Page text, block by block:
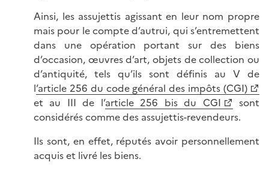
Ainsi, les assujettis agissant en leur nom propre
mais pour le compte d’autrui, qui s’entremettent
dans une opération portant sur des biens
d’occasion, œuvres d’art, objets de collection ou
d’antiquité, tels qu’ils sont définis au V de
l’article 256 du code général des impôts (CGI)
et au III de l’article 256 bis du CGI
sont
considérés comme des assujettis-revendeurs.
Ils sont, en effet, réputés avoir personnellement
acquis et livré les biens.